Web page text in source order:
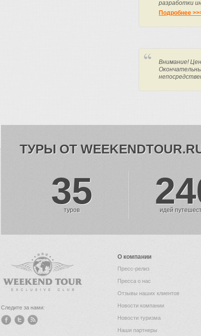
разработки
Подробнее
Внимание!
ТУРЫ ОТ
35
туров идей
Следите за нами:
О компании
Пресс-релиз
Пресса о нас
Отзывы наших клиентов
Новости компании
Новости туризма
Наши партнеры